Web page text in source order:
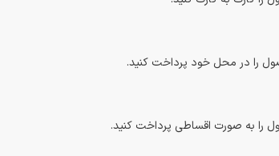
را در محل خود پرداخت کنید.
را به صورت اقساطی پرداخت کنید.